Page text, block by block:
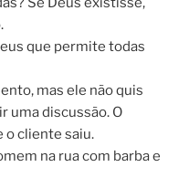
que permite todas
mas ele não quis
uma discussão. O
o cliente saiu.
na rua com barba e